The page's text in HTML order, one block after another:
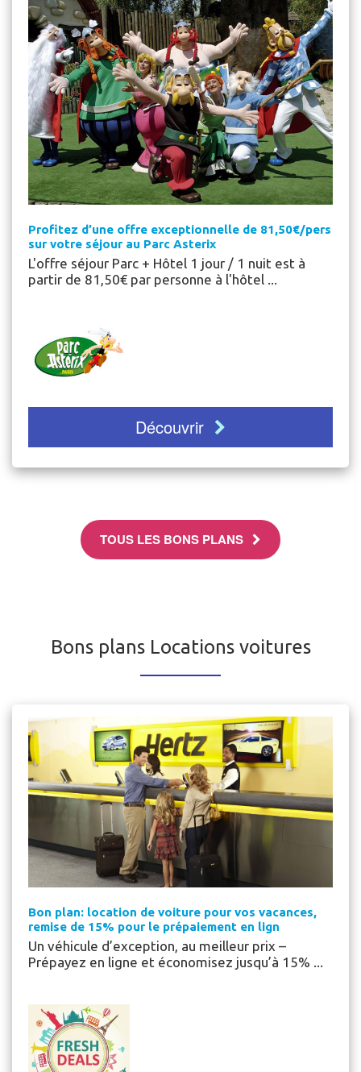
Profitez d’une offre exceptionnelle de 81,50€/pers
sur votre séjour au Parc Asterix
L'offre séjour Parc + Hôtel 1 jour / 1 nuit est à
partir de 81,50€ par personne à l'hôtel ...
Découvrir
TOUS LES BONS PLANS
Bons plans Locations voitures
Bon plan: location de voiture pour vos vacances,
remise de 15% pour le prépaiement en lign
Un véhicule d’exception, au meilleur prix –
Prépayez en ligne et économisez jusqu’à 15% ...